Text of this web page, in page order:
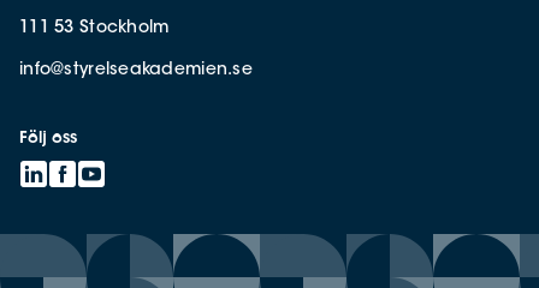
111 53 Stockholm
info@styrelseakademien.se
Följ oss